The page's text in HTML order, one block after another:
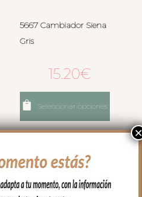
5667 Cambiador Siena
Gris
15.20€
Seleccionar opciones
×